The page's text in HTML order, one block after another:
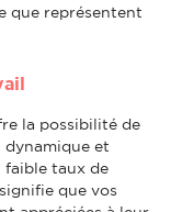
que représentent
la possibilité de
dynamique et
faible taux de
que vos